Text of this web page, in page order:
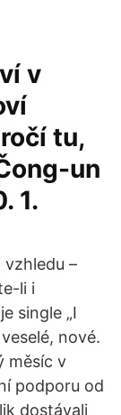
v
tu,
un
1.
vzhledu –
li i
single „I
nové.
měsíc v
podporu od
dostávali